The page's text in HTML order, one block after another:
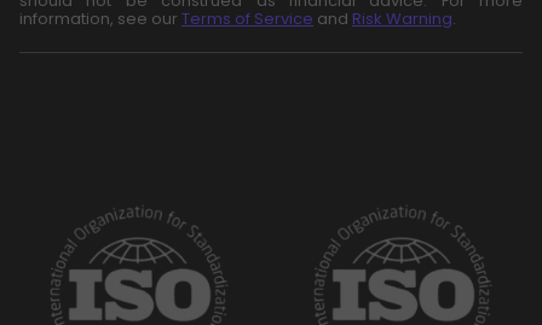
information, see our Terms of Service and Risk Warning.